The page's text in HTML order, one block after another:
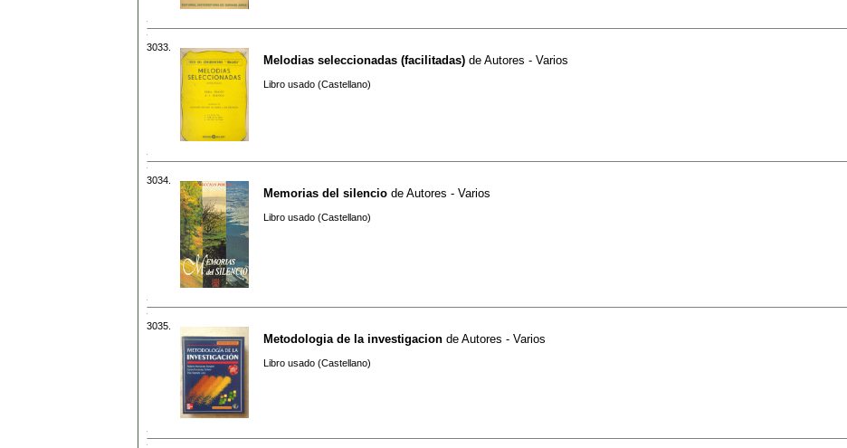
3033.
Melodias seleccionadas (facilitadas) de Autores - Varios
Libro usado (Castellano)
3034.
Memorias del silencio de Autores - Varios
Libro usado (Castellano)
3035.
Metodologia de la investigacion de Autores - Varios
Libro usado (Castellano)